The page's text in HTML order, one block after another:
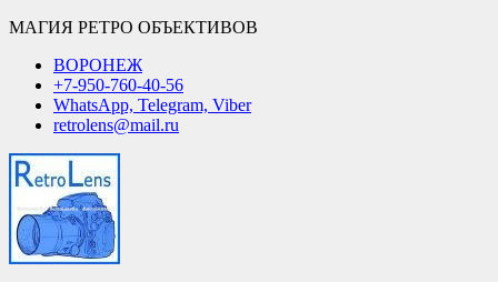
МАГИЯ РЕТРО ОБЪЕКТИВОВ
ВОРОНЕЖ
+7-950-760-40-56
WhatsApp, Telegram, Viber
retrolens@mail.ru